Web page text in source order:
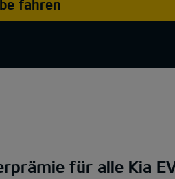
fahren
für alle Kia